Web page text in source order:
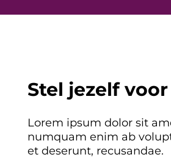
Stel jezelf voor
Lorem ipsum dolor sit
numquam enim ab
et deserunt, recusandae.